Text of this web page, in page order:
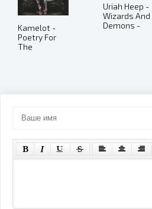
Kamelot -
Poetry For
The
Uriah Heep -
Wizards And
Demons -